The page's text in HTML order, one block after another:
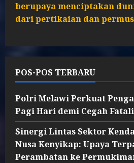
berupaya menciptakan
dari pertikaian dan
POS-POS TERBARU
Polri Melawi Perkuat
Pagi Hari demi Cegah
Sinergi Lintas Sektor
Nusa Kenyikap: Upaya
Perambatan ke